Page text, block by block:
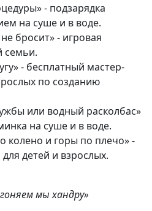
- подзарядка
на суше и в воде.
бросит» - игровая
семьи.
- бесплатный мастер-
по созданию
или водный расколбас»
на суше и в воде.
колено и горы по плечо» -
детей и взрослых.
мы хандру»